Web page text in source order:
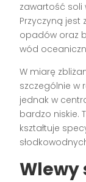
zawartość
Przyczyną
opadów oraz
wód
W miarę
szczególnie w
jednak w
bardzo niskie.
kształtuje
Wlewy